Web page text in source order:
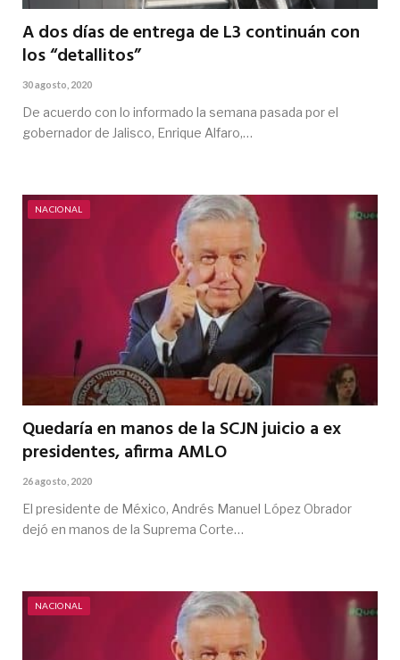
A dos días de entrega de L3 continuán con
los “detallitos”
30 agosto, 2020
De acuerdo con lo informado la semana pasada por el
gobernador de Jalisco, Enrique Alfaro,…
NACIONAL
Quedaría en manos de la SCJN juicio a ex
presidentes, afirma AMLO
26 agosto, 2020
El presidente de México, Andrés Manuel López Obrador
dejó en manos de la Suprema Corte…
NACIONAL